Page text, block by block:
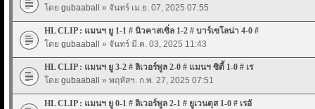
โดย gubaaball » จันทร์ เม.ย. 07, 2025 07:55
HL CLIP : แมนฯ ยู 1-1 # นิวคาสเซิ่ล 1-2 # บาร์เซโลน่า 4-0 #
โดย gubaaball » จันทร์ มี.ค. 03, 2025 11:43
HL CLIP : แมนฯ ยู 3-2 # ลิเวอร์พูล 2-0 # แมนฯ ซิตี้ 1-0 # เร
โดย gubaaball » พฤหัสฯ. ก.พ. 27, 2025 07:51
HL CLIP : แมนฯ ยู 0-1 # ลิเวอร์พูล 2-1 # ยูเวนตุส 1-0 # เรอั